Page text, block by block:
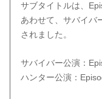
サブタイトルは、
あわせて、サバイバ
されました。
サバイバー公演：
ハンター公演：